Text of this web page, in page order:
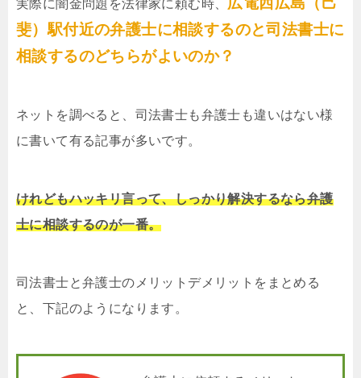
実際に闇金問題を法律家に頼む時、
斐）駅付近の弁護士に相談するのと司法書士に
相談するのどちらがよいのか？
ネットを調べると、司法書士も弁護士も違いはない様
に書いて有る記事が多いです。
けれどもハッキリ言って、しっかり解決するなら弁護
士に相談するのが一番。
司法書士と弁護士のメリットデメリットをまとめる
と、下記のようになります。